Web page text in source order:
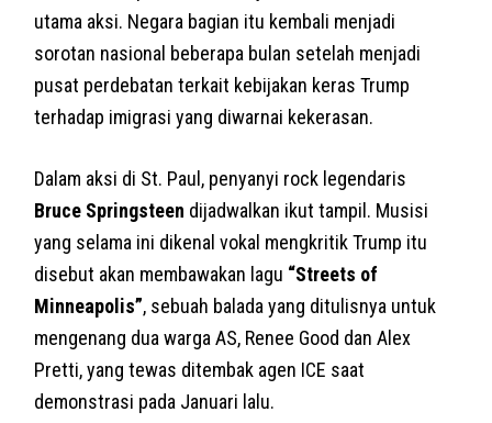
utama aksi. Negara bagian itu kembali menjadi
sorotan nasional beberapa bulan setelah menjadi
pusat perdebatan terkait kebijakan keras Trump
terhadap imigrasi yang diwarnai kekerasan.
Dalam aksi di St. Paul, penyanyi rock legendaris
Bruce Springsteen dijadwalkan ikut tampil. Musisi
yang selama ini dikenal vokal mengkritik Trump itu
disebut akan membawakan lagu “Streets of
Minneapolis”, sebuah balada yang ditulisnya untuk
mengenang dua warga AS, Renee Good dan Alex
Pretti, yang tewas ditembak agen ICE saat
demonstrasi pada Januari lalu.